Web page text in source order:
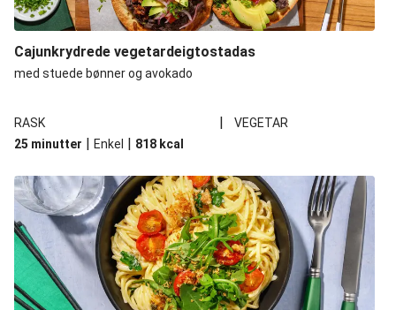
Cajunkrydrede vegetardeigtostadas
med stuede bønner og avokado
RASK |
VEGETAR
25 minutter | Enkel | 818 kcal